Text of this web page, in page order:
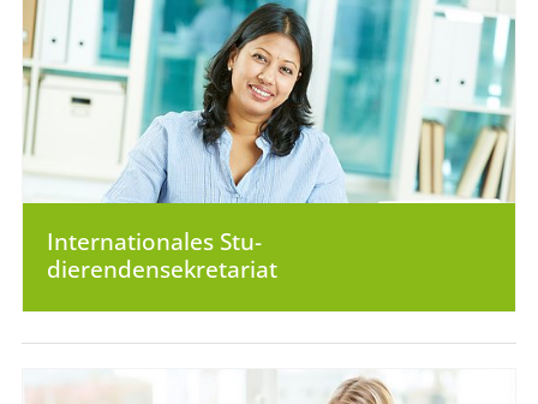
Internationales Stu-
dierendensekretariat